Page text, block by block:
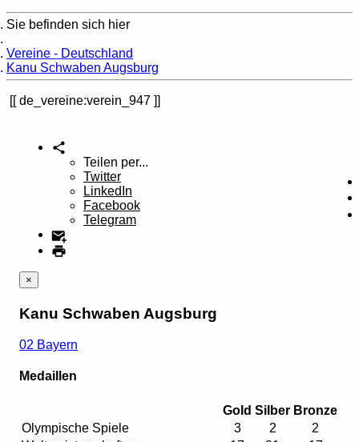
Sie befinden sich hier
Vereine - Deutschland
Kanu Schwaben Augsburg
de_vereine:verein_947
Teilen per...
Twitter
LinkedIn
Facebook
Telegram
×
Kanu Schwaben Augsburg
02 Bayern
Medaillen
Gold Silber Bronze
Olympische Spiele
3 2
2